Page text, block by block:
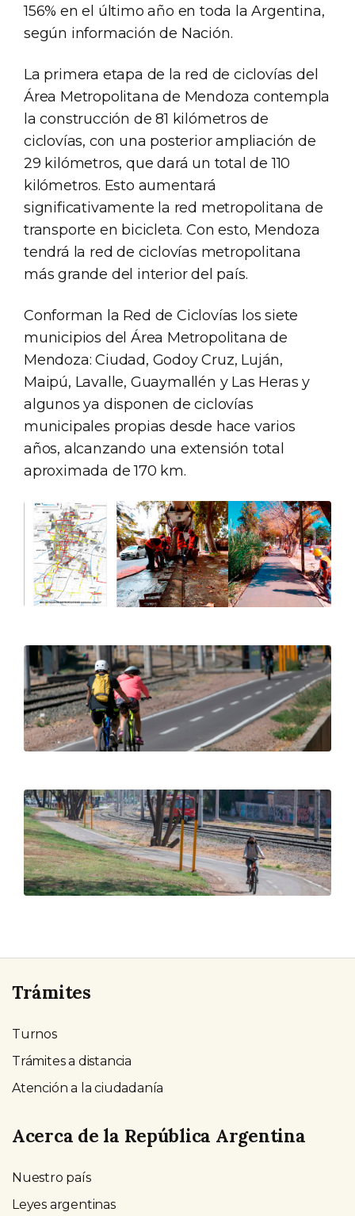
156% en el último año en toda la Argentina,
según información de Nación.
La primera etapa de la red de ciclovías del
Área Metropolitana de Mendoza contempla
la construcción de 81 kilómetros de
ciclovías, con una posterior ampliación de
29 kilómetros, que dará un total de 110
kilómetros. Esto aumentará
significativamente la red metropolitana de
transporte en bicicleta. Con esto, Mendoza
tendrá la red de ciclovías metropolitana
más grande del interior del país.
Conforman la Red de Ciclovías los siete
municipios del Área Metropolitana de
Mendoza: Ciudad, Godoy Cruz, Luján,
Maipú, Lavalle, Guaymallén y Las Heras y
algunos ya disponen de ciclovías
municipales propias desde hace varios
años, alcanzando una extensión total
aproximada de 170 km.
Trámites
Turnos
Trámites a distancia
Atención a la ciudadanía
Acerca de la República Argentina
Nuestro país
Leyes argentinas